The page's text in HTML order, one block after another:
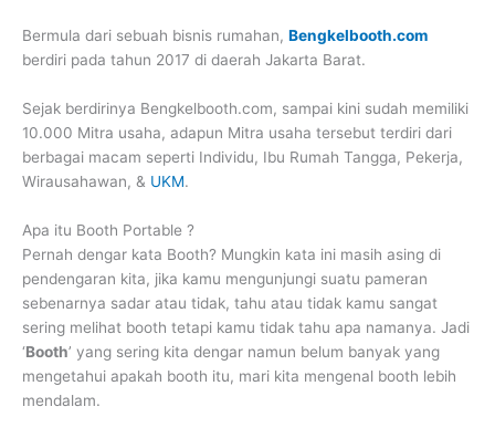
Bermula dari sebuah bisnis rumahan, Bengkelbooth.com
berdiri pada tahun 2017 di daerah Jakarta Barat.
Sejak berdirinya Bengkelbooth.com, sampai kini sudah memiliki
10.000 Mitra usaha, adapun Mitra usaha tersebut terdiri dari
berbagai macam seperti Individu, Ibu Rumah Tangga, Pekerja,
Wirausahawan, & UKM.
Apa itu Booth Portable ?
Pernah dengar kata Booth? Mungkin kata ini masih asing di
pendengaran kita, jika kamu mengunjungi suatu pameran
sebenarnya sadar atau tidak, tahu atau tidak kamu sangat
sering melihat booth tetapi kamu tidak tahu apa namanya. Jadi
‘Booth’ yang sering kita dengar namun belum banyak yang
mengetahui apakah booth itu, mari kita mengenal booth lebih
mendalam.